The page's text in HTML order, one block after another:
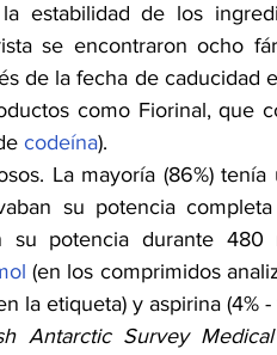
estabilidad de los
se encontraron ocho
de la fecha de caducidad
como Fiorinal, que
codeína).
La mayoría (86%)
su potencia
potencia durante 480
(en los comprimidos
la etiqueta) y aspirina (4%
Antarctic Survey